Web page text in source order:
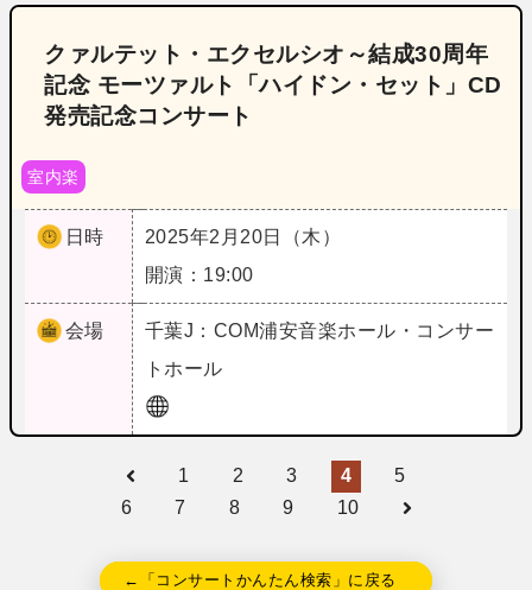
クァルテット・エクセルシオ～結成30周年
記念 モーツァルト「ハイドン・セット」CD
発売記念コンサート
室内楽
日時
2025年2月20日（木）
開演：19:00
会場 千葉J：COM浦安音楽ホール・コンサー
トホール
1 2 3 4
5
6
7 8 9 10
←「コンサートかんたん検索」に戻る